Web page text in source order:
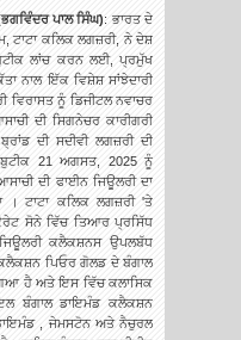
ਪਾਲ ਸਿੰਘ): ਭਾਰਤ ਦੇ
ਟਾਟਾ ਕਲਿਕ ਲਗਜ਼ਰੀ, ਨੇ ਦੇਸ਼
ਲਾਂਚ ਕਰਨ ਲਈ, ਪ੍ਰਮੁੱਖ
ਨਾਲ ਇੱਕ ਵਿਸ਼ੇਸ਼ ਸਾਂਝੇਦਾਰੀ
ਵਿਰਾਸਤ ਨੂੰ ਡਿਜੀਟਲ ਨਵਾਚਰ
ਦੀ ਸਿਗਨੇਚਰ ਕਾਰੀਗਰੀ
ਦੀ ਸਦੀਵੀ ਲਗਜ਼ਰੀ ਦੀ
21 ਅਗਸਤ, 2025 ਨੂੰ
ਦੀ ਫਾਈਨ ਜਿਊਲਰੀ ਦਾ
ਟਾਟਾ ਕਲਿਕ ਲਗਜ਼ਰੀ 'ਤੇ
ਸੋਨੇ ਵਿੱਚ ਤਿਆਰ ਪ੍ਰਸਿੱਧ
ਕਲੈਕਸ਼ਨਸ ਉਪਲਬੱਧ
ਪਿਓਰ ਗੋਲਡ ਦੇ ਬੰਗਾਲ
ਹੈ ਅਤੇ ਇਸ ਵਿੱਚ ਕਲਾਸਿਕ
ਬੰਗਾਲ ਡਾਇਮੰਡ ਕਲੈਕਸ਼ਨ
ਡਾਇਮੰਡ , ਜੇਮਸਟੋਨ ਅਤੇ ਨੈਚੁਰਲ